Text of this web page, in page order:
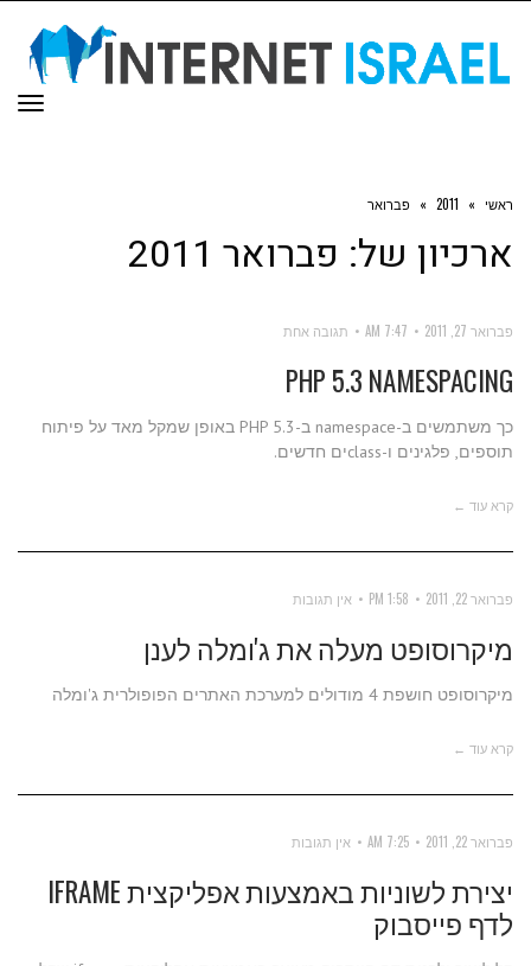
ראשי »
2011
» פברואר
ארכיון של: פברואר 2011
פברואר 27, 2011 7:47 AM תגובה אחת
PHP 5.3 NAMESPACING
כך משתמשים ב-namespace ב-PHP 5.3 באופן שמקל מאד על פיתוח
תוספים, פלגינים ו-classים חדשים.
קרא עוד ←
פברואר 22, 2011 1:58 PM אין תגובות
מיקרוסופט מעלה את ג'ומלה לענן
מיקרוסופט חושפת 4 מודולים למערכת האתרים הפופולרית ג'ומלה
קרא עוד ←
פברואר 22, 2011 7:25 AM אין תגובות
יצירת לשוניות באמצעות אפליקצית IFRAME
לדף פייסבוק